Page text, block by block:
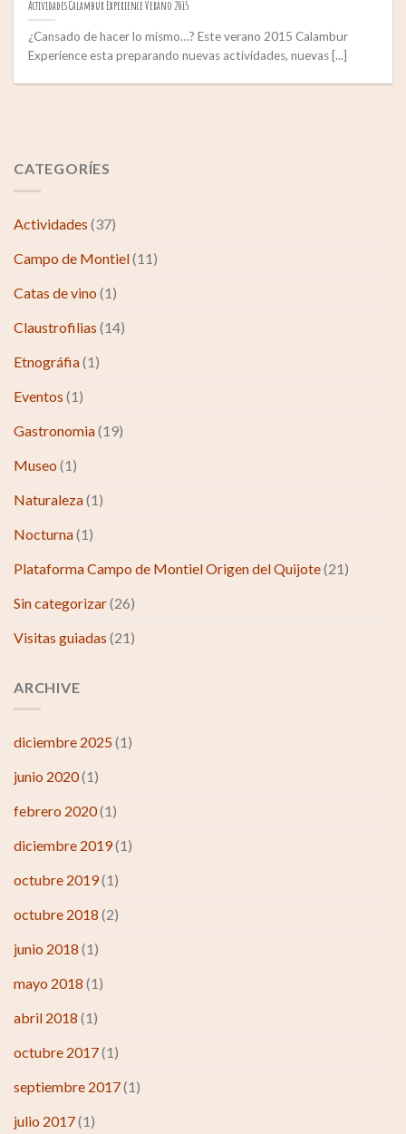
Actividades Calambur Experience Verano 2015
¿Cansado de hacer lo mismo…? Este verano 2015 Calambur
Experience esta preparando nuevas actividades, nuevas [...]
CATEGORÍES
Actividades (37)
Campo de Montiel(11)
Catas de vino (1)
Claustrofilias (14)
Etnográfia(1)
Eventos (1)
Gastronomia(19)
Museo (1)
Naturaleza(1)
Nocturna(1)
Plataforma Campo de Montiel Origen del Quijote(21)
Sin categorizar(26)
Visitas guiadas (21)
ARCHIVE
diciembre 2025(1)
junio 2020(1)
febrero 2020(1)
diciembre 2019(1)
octubre 2019(1)
octubre 2018 (2)
junio 2018 (1)
mayo 2018 (1)
abril 2018 (1)
octubre 2017(1)
septiembre 2017(1)
julio 2017(1)